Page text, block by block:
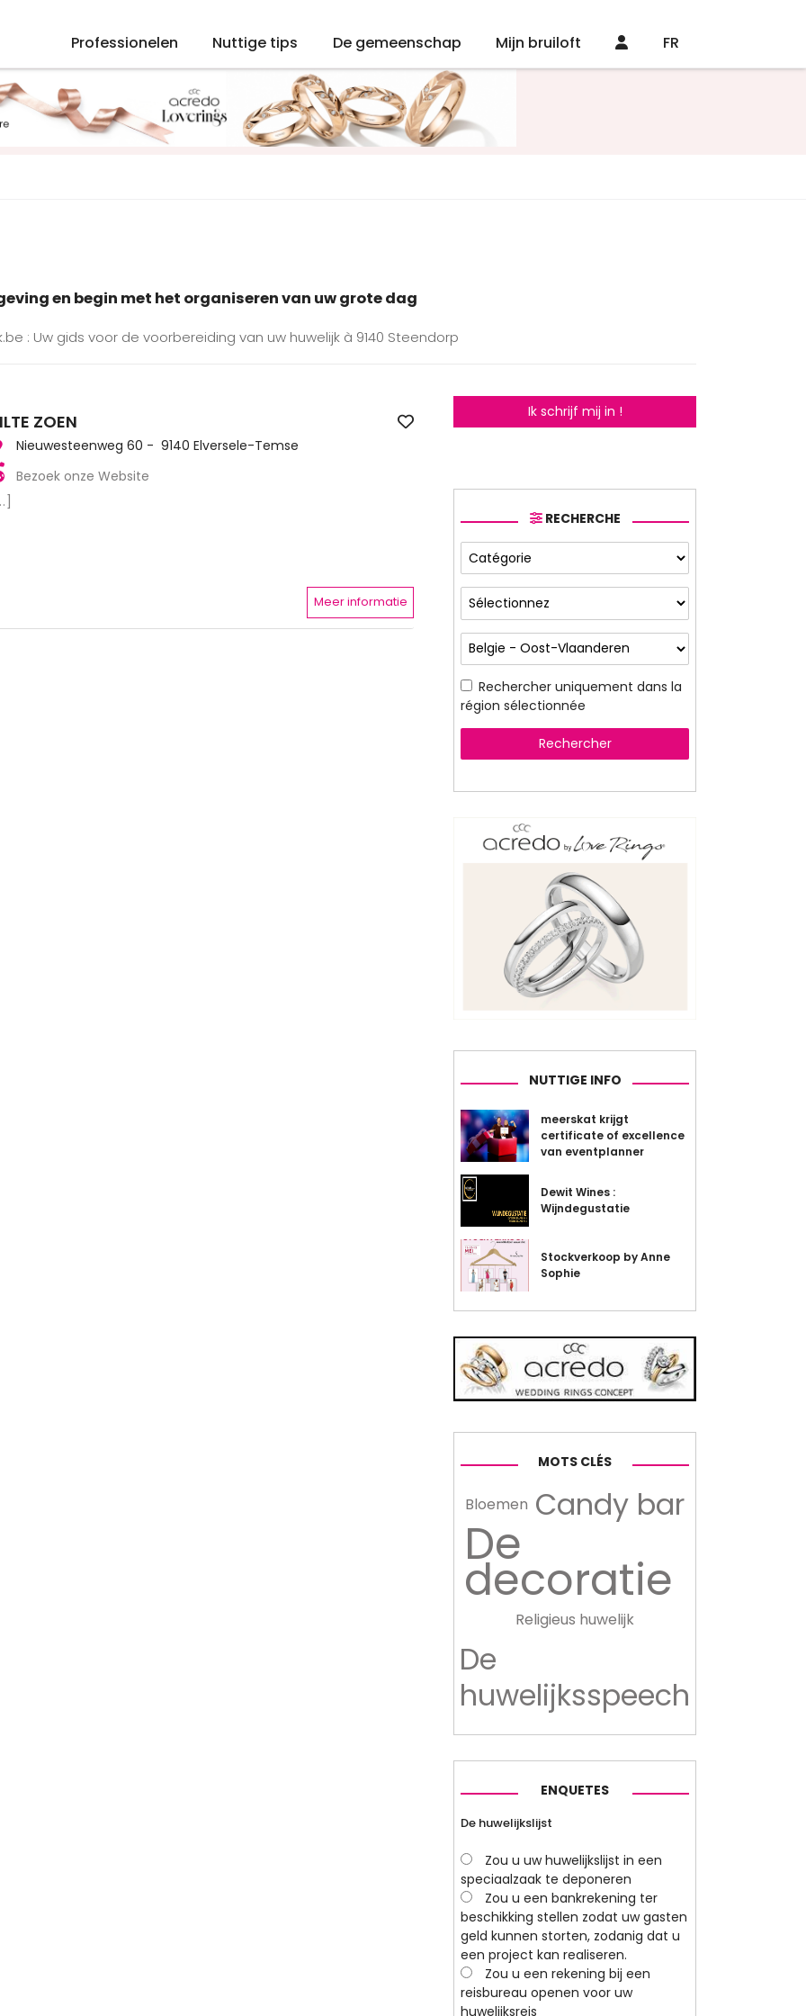
Professionelen Nuttige tips De gemeenschap Mijn bruiloft FR
en begin met het organiseren van uw grote dag
: Uw gids voor de voorbereiding van uw huwelijk à 9140 Steendorp
ZOEN
Nieuwesteenweg 60 - 9140 Elversele-Temse
Bezoek onze Website
Meer informatie
Ik schrijf mij in !
RECHERCHE
Rechercher uniquement dans la
région sélectionnée
Rechercher
NUTTIGE INFO
meerskat krijgt
certificate of excellence
van eventplanner
Dewit Wines :
Wijndegustatie
Stockverkoop by Anne
Sophie
MOTS CLÉS
Bloemen Candy bar
De
decoratie
Religieus huwelijk
De
huwelijksspeech
ENQUETES
De huwelijkslijst
Zou u uw huwelijkslijst in een
speciaalzaak te deponeren
Zou u een bankrekening ter
beschikking stellen zodat uw gasten
geld kunnen storten, zodanig dat u
een project kan realiseren.
Zou u een rekening bij een
reisbureau openen voor uw
huwelijksreis